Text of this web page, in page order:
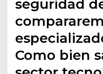
seguridad
Como bien